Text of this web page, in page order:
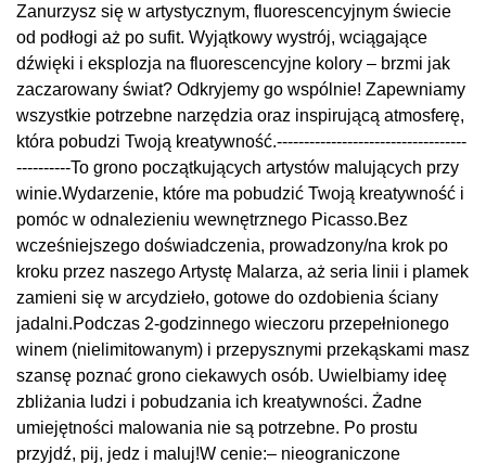
Zanurzysz się w artystycznym, fluorescencyjnym świecie
od podłogi aż po sufit. Wyjątkowy wystrój, wciągające
dźwięki i eksplozja na fluorescencyjne kolory – brzmi jak
zaczarowany świat? Odkryjemy go wspólnie! Zapewniamy
wszystkie potrzebne narzędzia oraz inspirującą atmosferę,
która pobudzi Twoją kreatywność.-----------------------------------
----------To grono początkujących artystów malujących przy
winie.Wydarzenie, które ma pobudzić Twoją kreatywność i
pomóc w odnalezieniu wewnętrznego Picasso.Bez
wcześniejszego doświadczenia, prowadzony/na krok po
kroku przez naszego Artystę Malarza, aż seria linii i plamek
zamieni się w arcydzieło, gotowe do ozdobienia ściany
jadalni.Podczas 2-godzinnego wieczoru przepełnionego
winem (nielimitowanym) i przepysznymi przekąskami masz
szansę poznać grono ciekawych osób. Uwielbiamy ideę
zbliżania ludzi i pobudzania ich kreatywności. Żadne
umiejętności malowania nie są potrzebne. Po prostu
przyjdź, pij, jedz i maluj!W cenie:– nieograniczone